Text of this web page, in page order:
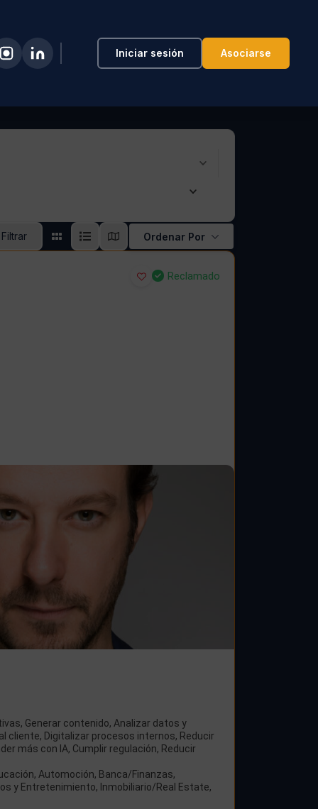
Iniciar sesión Asociarse
Filtrar Ordenar Por
Reclamado
Generar contenido, Analizar datos y
cliente, Digitalizar procesos internos, Reducir
más con IA, Cumplir regulación, Reducir
Automoción, Banca/Finanzas,
y Entretenimiento, Inmobiliario/Real Estate,